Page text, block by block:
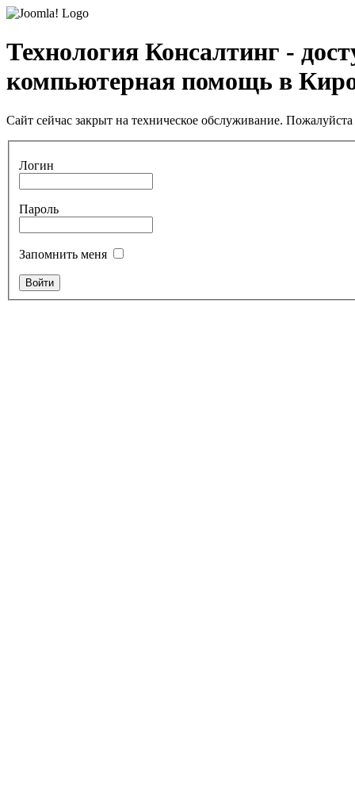
Технология Консалтинг -
компьютерная помощь в
Сайт сейчас закрыт на техническое обслуживание.
Логин
Пароль
Запомнить меня